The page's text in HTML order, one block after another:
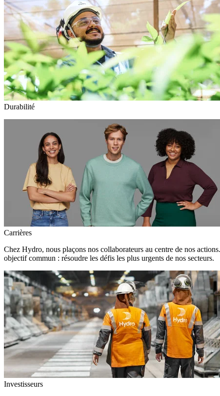
Durabilité
Carrières
Chez Hydro, nous plaçons nos collaborateurs au centre de nos
objectif commun : résoudre les défis les plus urgents de nos secteurs.
Investisseurs